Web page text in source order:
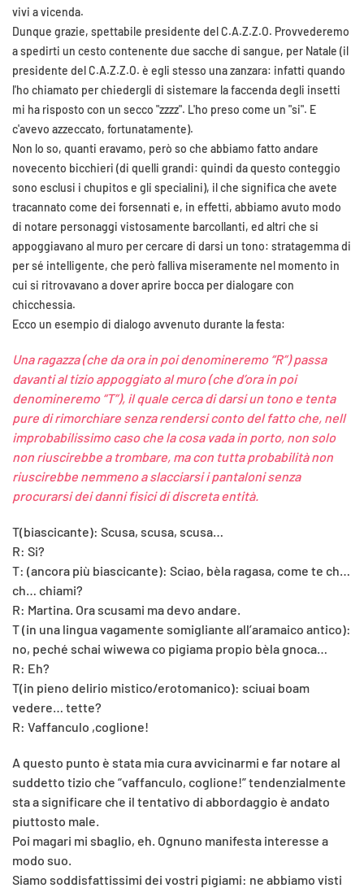
vivi a vicenda.
Dunque grazie, spettabile presidente del C.A.Z.Z.O. Provvederemo
a spedirti un cesto contenente due sacche di sangue, per Natale (il
presidente del C.A.Z.Z.O. è egli stesso una zanzara: infatti quando
l'ho chiamato per chiedergli di sistemare la faccenda degli insetti
mi ha risposto con un secco "zzzz". L'ho preso come un "si". E
c'avevo azzeccato, fortunatamente).
Non lo so, quanti eravamo, però so che abbiamo fatto andare
novecento bicchieri (di quelli grandi: quindi da questo conteggio
sono esclusi i chupitos e gli specialini), il che significa che avete
tracannato come dei forsennati e, in effetti, abbiamo avuto modo
di notare personaggi vistosamente barcollanti, ed altri che si
appoggiavano al muro per cercare di darsi un tono: stratagemma di
per sé intelligente, che però falliva miseramente nel momento in
cui si ritrovavano a dover aprire bocca per dialogare con
chicchessia.
Ecco un esempio di dialogo avvenuto durante la festa:
Una ragazza (che da ora in poi denomineremo “R”) passa
davanti al tizio appoggiato al muro (che d’ora in poi
denomineremo “T”), il quale cerca di darsi un tono e tenta
pure di rimorchiare senza rendersi conto del fatto che, nell
improbabilissimo caso che la cosa vada in porto, non solo
non riuscirebbe a trombare, ma con tutta probabilità non
riuscirebbe nemmeno a slacciarsi i pantaloni senza
procurarsi dei danni fisici di discreta entità.
T(biascicante): Scusa, scusa, scusa…
R: Si?
T: (ancora più biascicante): Sciao, bèla ragasa, come te ch…
ch… chiami?
R: Martina. Ora scusami ma devo andare.
T (in una lingua vagamente somigliante all’aramaico antico):
no, peché schai wiwewa co pigiama propio bèla gnoca…
R: Eh?
T(in pieno delirio mistico/erotomanico): sciuai boam
vedere… tette?
R: Vaffanculo ,coglione!
A questo punto è stata mia cura avvicinarmi e far notare al
suddetto tizio che “vaffanculo, coglione!” tendenzialmente
sta a significare che il tentativo di abbordaggio è andato
piuttosto male.
Poi magari mi sbaglio, eh. Ognuno manifesta interesse a
modo suo.
Siamo soddisfattissimi dei vostri pigiami: ne abbiamo visti